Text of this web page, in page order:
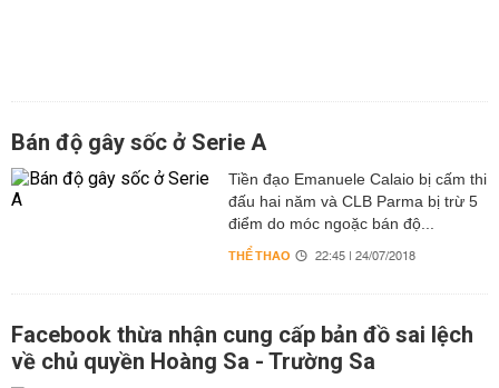
Bán độ gây sốc ở Serie A
Tiền đạo Emanuele Calaio bị cấm thi
đấu hai năm và CLB Parma bị trừ 5
điểm do móc ngoặc bán độ...
THỂ THAO 22:45 | 24/07/2018
Facebook thừa nhận cung cấp bản đồ sai lệch
về chủ quyền Hoàng Sa - Trường Sa